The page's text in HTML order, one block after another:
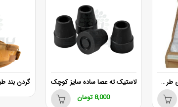
روپوش پزشکی و پرستاری طرح مهشید
لاستیک ته عصا ساده سایز کوچک
8,000تومان